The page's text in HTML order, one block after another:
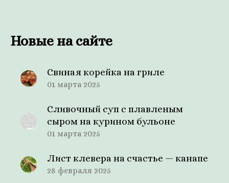
Новые на сайте
Свиная корейка на гриле
01 марта 2025
Сливочный суп с плавленым
сыром на курином бульоне
01 марта 2025
Лист клевера на счастье — канапе
28 февраля 2025